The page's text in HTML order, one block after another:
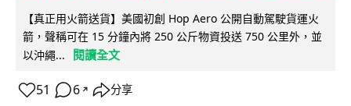
【真正用火箭送貨】美國初創 Hop Aero 公開自動駕駛貨運火
箭，聲稱可在 15 分鐘內將 250 公斤物資投送 750 公里外，並
以沖繩...
閱讀全文
51 6 ↗ 分享